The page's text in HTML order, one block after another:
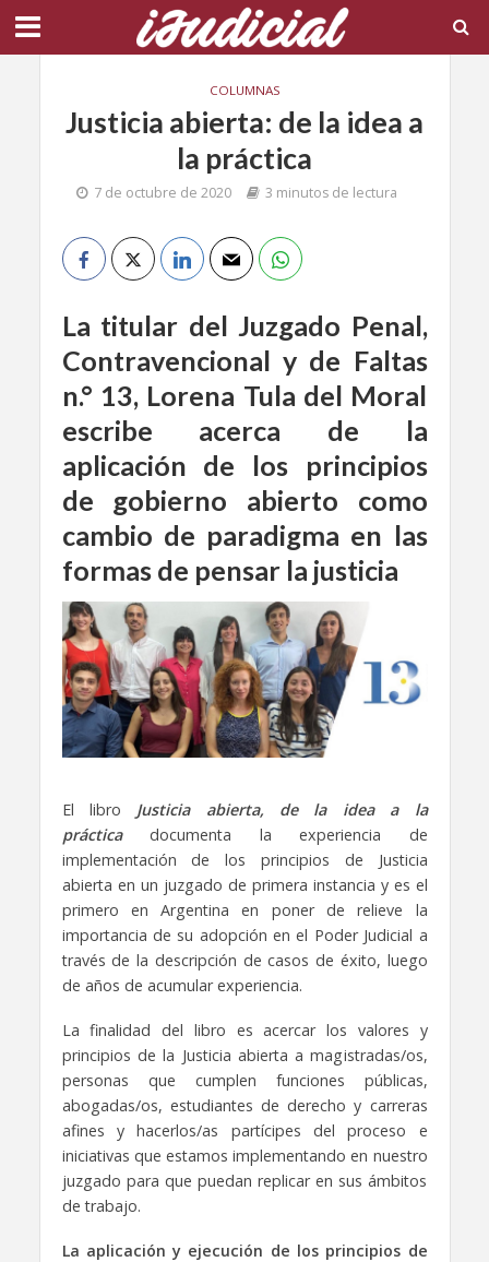
COLUMNAS
Justicia abierta: de la idea a
la práctica
7 de octubre de 2020 3 minutos de lectura
La titular del Juzgado Penal,
Contravencional y de Faltas
n.° 13, Lorena Tula del Moral
escribe acerca de la
aplicación de los principios
de gobierno abierto como
cambio de paradigma en las
formas de pensar la justicia
El libro Justicia abierta, de la idea a la
prácticadocumenta la experiencia de
implementación de los principios de Justicia
abierta en un juzgado de primera instancia y es el
primero en Argentina en poner de relieve la
importancia de su adopción en el Poder Judicial a
través de la descripción de casos de éxito, luego
de años de acumular experiencia.
La finalidad del libro es acercar los valores y
principios de la Justicia abierta a magistradas/os,
personas que cumplen funciones públicas,
abogadas/os, estudiantes de derecho y carreras
afines y hacerlos/as partícipes del proceso e
iniciativas que estamos implementando en nuestro
juzgado para que puedan replicar en sus ámbitos
de trabajo.
La aplicación y ejecución de los principios de